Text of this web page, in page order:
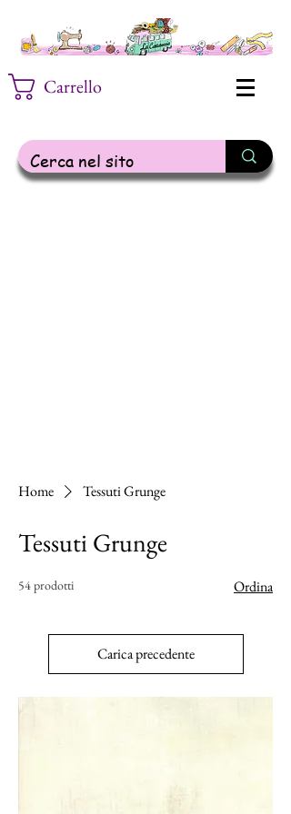
Carrello
Home Tessuti Grunge
Tessuti Grunge
54 prodotti Ordina
Carica precedente